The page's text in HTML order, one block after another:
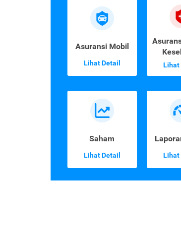
Asuransi Mobil
Lihat Detail Lihat
Saham
Lihat Detail Lihat